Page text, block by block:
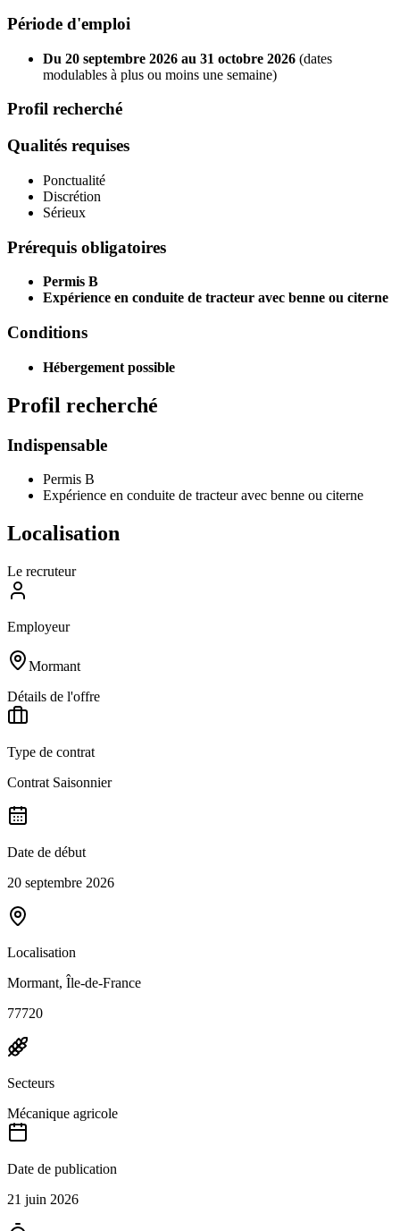
Période d'emploi
Du 20 septembre 2026 au 31 octobre 2026 (dates
modulables à plus ou moins une semaine)
Profil recherché
Qualités requises
Ponctualité
Discrétion
Sérieux
Prérequis obligatoires
Permis B
Expérience en conduite de tracteur avec benne ou citerne
Conditions
Hébergement possible
Profil recherché
Indispensable
Permis B
Expérience en conduite de tracteur avec benne ou citerne
Localisation
Le recruteur
Employeur
Mormant
Détails de l'offre
Type de contrat
Contrat Saisonnier
Date de début
20 septembre 2026
Localisation
Mormant, Île-de-France
77720
Secteurs
Mécanique agricole
Date de publication
21 juin 2026